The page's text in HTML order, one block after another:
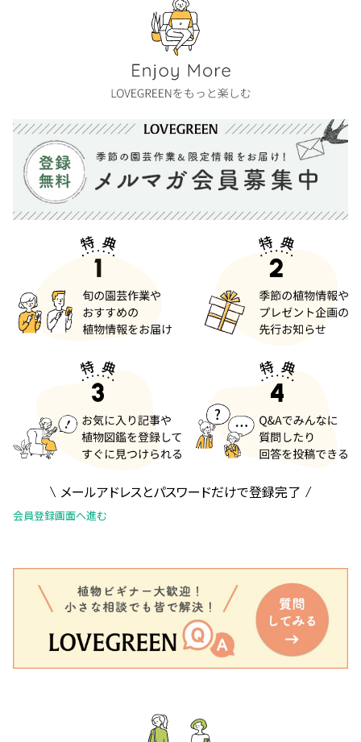
メールアドレスとパスワードだけで登録完了
会員登録画面へ進む